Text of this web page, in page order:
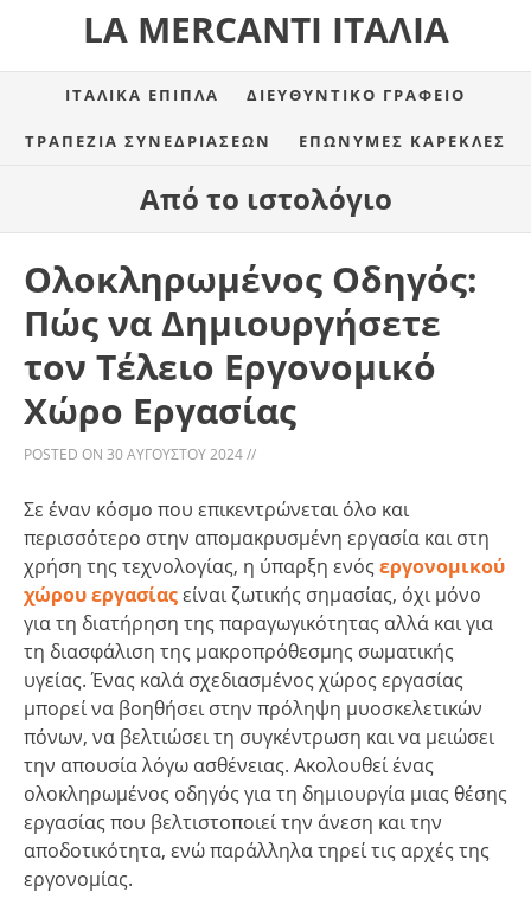
LA MERCANTI ΙΤΑΛΊΑ
ΙΤΑΛΙΚΆ ΈΠΙΠΛΑ ΔΙΕΥΘΥΝΤΙΚΌ ΓΡΑΦΕΊΟ
ΤΡΑΠΈΖΙΑ ΣΥΝΕΔΡΙΆΣΕΩΝ ΕΠΏΝΥΜΕΣ ΚΑΡΈΚΛΕΣ
Από το ιστολόγιο
Ολοκληρωμένος Οδηγός:
Πώς να Δημιουργήσετε
τον Τέλειο Εργονομικό
Χώρο Εργασίας
POSTED ON 30 ΑΥΓΟΎΣΤΟΥ 2024//
Σε έναν κόσμο που επικεντρώνεται όλο και
περισσότερο στην απομακρυσμένη εργασία και στη
χρήση της τεχνολογίας, η ύπαρξη ενός εργονομικού
χώρου εργασίαςείναι ζωτικής σημασίας, όχι μόνο
για τη διατήρηση της παραγωγικότητας αλλά και για
τη διασφάλιση της μακροπρόθεσμης σωματικής
υγείας. Ένας καλά σχεδιασμένος χώρος εργασίας
μπορεί να βοηθήσει στην πρόληψη μυοσκελετικών
πόνων, να βελτιώσει τη συγκέντρωση και να μειώσει
την απουσία λόγω ασθένειας. Ακολουθεί ένας
ολοκληρωμένος οδηγός για τη δημιουργία μιας θέσης
εργασίας που βελτιστοποιεί την άνεση και την
αποδοτικότητα, ενώ παράλληλα τηρεί τις αρχές της
εργονομίας.